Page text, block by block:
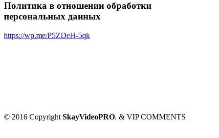
Политика в отношении обработки
персональных данных
https://wp.me/P5ZDeH-5qk
© 2016 Copyright SkayVideoPRO. & VIP COMMENTS